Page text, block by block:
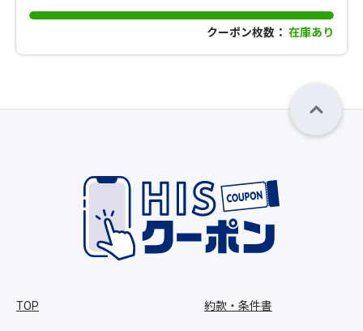
クーポン枚数： 在庫あり
TOP 約款・条件書